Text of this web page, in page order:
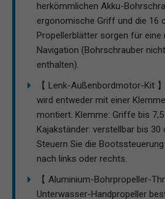
herkömmlichen Akku-
ergonomische Griff und die 16
Propellerblätter sorgen für eine
Navigation (Bohrschrauber
enthalten).
【 Lenk-Außenbordmotor-Kit
wird entweder mit einer
montiert. Klemme: Griffe bis
Kajakständer: verstellbar bis 30
Steuern Sie die
nach links oder rechts.
【 Aluminium-Bohrpropeller-
Unterwasser-Handpropeller